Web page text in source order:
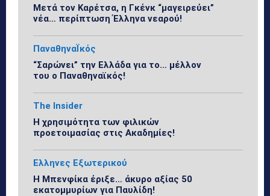
Μετά τον Καρέτσα, η Γκένκ “μαγειρεύει”
νέα… περίπτωση Έλληνα νεαρού!
ΠαναθηναΪκός
“Σαρώνει” την Ελλάδα για το… μέλλον
του ο Παναθηναϊκός!
The Insider
Η χρησιμότητα των φιλικών
προετοιμασίας στις Ακαδημίες!
Ελληνες Εξωτερικού
Η Μπενφίκα έριξε… άκυρο αξίας 50
εκατομμυρίων για Παυλίδη!